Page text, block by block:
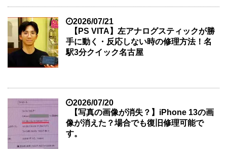
2026/07/21
【PS VITA】左アナログスティックが勝
手に動く・反応しない時の修理方法！名
駅3分クイック名古屋
2026/07/20
【写真の画像が消失？】iPhone 13の画
像が消えた？場合でも復旧修理可能で
す。